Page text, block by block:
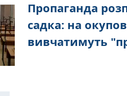
Пропаганда
садка: на
вивчатимуть